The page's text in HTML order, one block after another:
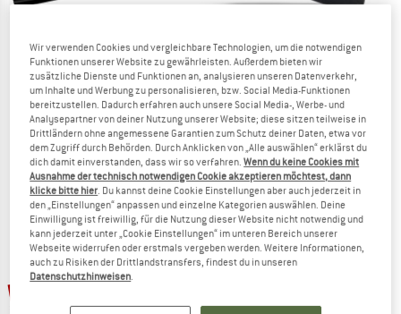
BLACK DIAMOND
Momentum Climbing Shoes
Kletterschuhe
94,95 € ab 80,71 €
(0)
BLACK DIAMOND
Junior Momentum Climbing Shoes
Kletterschuhe
74,95 €67,46 €
5,0(1)
bis 15%
Wir verwenden Cookies und vergleichbare Technologien, um die notwendigen
Funktionen unserer Website zu gewährleisten. Außerdem bieten wir
zusätzliche Dienste und Funktionen an, analysieren unseren Datenverkehr,
um Inhalte und Werbung zu personalisieren, bzw. Social Media-Funktionen
bereitzustellen. Dadurch erfahren auch unsere Social Media-, Werbe- und
Analysepartner von deiner Nutzung unserer Website; diese sitzen teilweise in
Drittländern ohne angemessene Garantien zum Schutz deiner Daten, etwa vor
dem Zugriff durch Behörden. Durch Anklicken von „Alle auswählen“ erklärst du
dich damit einverstanden, dass wir so verfahren.Wenn du keine Cookies mit
Ausnahme der technisch notwendigen Cookie akzeptieren möchtest, dann
klicke bitte hier . Du kannst deine Cookie Einstellungen aber auch jederzeit in
den „Einstellungen“ anpassen und einzelne Kategorien auswählen. Deine
Einwilligung ist freiwillig, für die Nutzung dieser Website nicht notwendig und
kann jederzeit unter „Cookie Einstellungen“ im unteren Bereich unserer
Webseite widerrufen oder erstmals vergeben werden. Weitere Informationen,
auch zu Risiken der Drittlandstransfers, findest du in unseren
Datenschutzhinweisen